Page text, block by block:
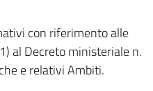
con riferimento alle
al Decreto ministeriale n.
e relativi Ambiti.